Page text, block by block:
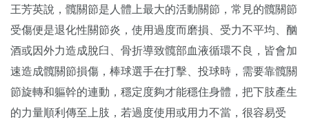
王芳英說，髖關節是人體上最大的活動關節，常見的髖關節
受傷便是退化性關節炎，使用過度而磨損、受力不平均、酗
酒或因外力造成脫臼、骨折導致髖部血液循環不良，皆會加
速造成髖關節損傷，棒球選手在打擊、投球時，需要靠髖關
節旋轉和軀幹的連動，穩定度夠才能穩住身體，把下肢產生
的力量順利傳至上肢，若過度使用或用力不當，很容易受